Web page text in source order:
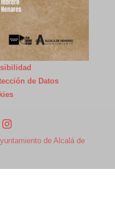
de Datos
de Alcalá de